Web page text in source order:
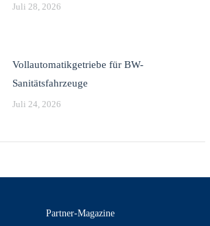
Juli 28, 2026
Vollautomatikgetriebe für BW-
Sanitätsfahrzeuge
Juli 24, 2026
Partner-Magazine